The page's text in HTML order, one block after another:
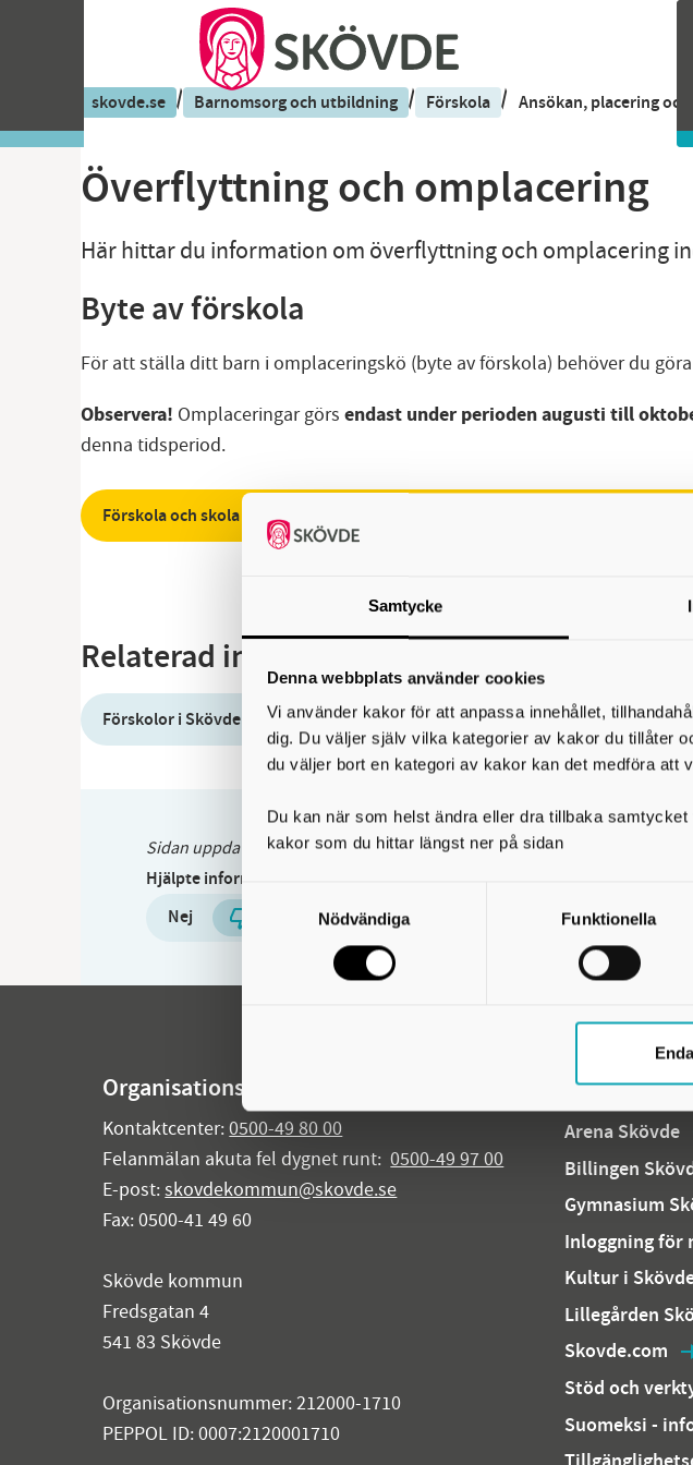
Samtycke
Denna webbplats använder cookies
Vi använder kakor för att anpassa innehållet,
dig. Du väljer själv vilka kategorier av kakor du tillåter
du väljer bort en kategori av kakor kan det medföra att
Du kan när som helst ändra eller dra tillbaka
kakor som du hittar längst ner på sidan
Nödvändiga
Funktionella
skovde.se / Barnomsorg och utbildning / Förskola / Ansökan, placering och
Överflyttning och omplacering
Här hittar du information om överflyttning och omplacering
Byte av förskola
För att ställa ditt barn i omplaceringskö (byte av förskola) behöver du
Observera! Omplaceringar görs endast under perioden augusti till
denna tidsperiod.
Förskola och skola - Ansök, ändra eller avsluta
Relaterad information
Förskolor i Skövde kommun
Sidan uppdaterades:5 maj 2026
Hjälpte informationen på den här sidan dig?
Nej
Ja
Organisationsuppgifter
Kontaktcenter:0500-49 80 00
Felanmälan akuta fel dygnet runt:0500-49 97 00
E-post:skovdekommun@skovde.se
Fax: 0500-41 49 60
Skövde kommun
Fredsgatan 4
541 83 Skövde
Organisationsnummer: 212000-1710
PEPPOL ID: 0007:2120001710
Arena Skövde
Billingen
Gymnasium
Inloggning för
Kultur i
Lillegården
Skovde.com
Stöd och
Suomeksi -